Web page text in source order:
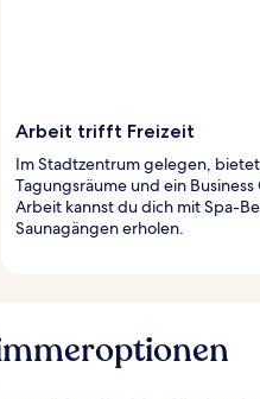
Arbeit trifft Freizeit
Im Stadtzentrum gelegen,
Tagungsräume und ein
Arbeit kannst du dich mit Spa-
Saunagängen erholen.